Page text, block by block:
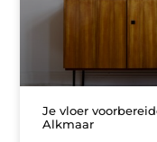
Je vloer
Alkmaar